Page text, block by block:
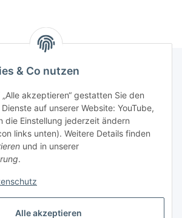
Uhr
& Co nutzen
akzeptieren“ gestatten Sie den
auf unserer Website: YouTube,
die Einstellung jederzeit ändern
links unten). Weitere Details finden
und in unserer
.
Alle akzeptieren